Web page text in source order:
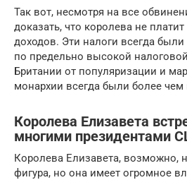
Так вот, несмотря на все
доказать, что королева не платит
доходов. Эти налоги всегда
по предельно высокой
Британии от популяризации и
монархии всегда были более
Королева Елизавета
многими президентами
Королева Елизавета, возможно,
фигура, но она имеет огромное